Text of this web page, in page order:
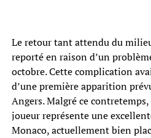
Le retour tant attendu du
reporté en raison d’un
octobre. Cette complication
d’une première apparition
Angers. Malgré ce
joueur représente une
Monaco, actuellement bien